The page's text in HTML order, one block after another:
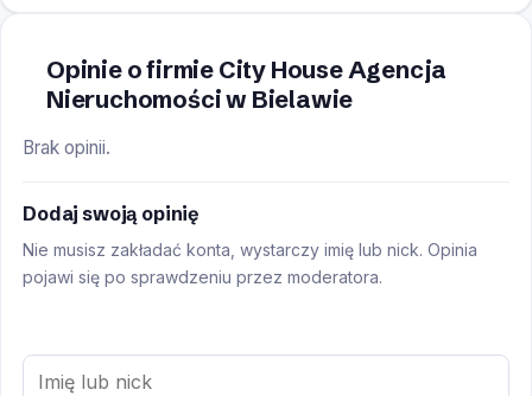
Opinie o firmie City House Agencja
Nieruchomości w Bielawie
Brak opinii.
Dodaj swoją opinię
Nie musisz zakładać konta, wystarczy imię lub nick. Opinia
pojawi się po sprawdzeniu przez moderatora.